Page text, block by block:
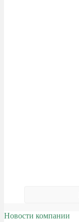
Новости компании